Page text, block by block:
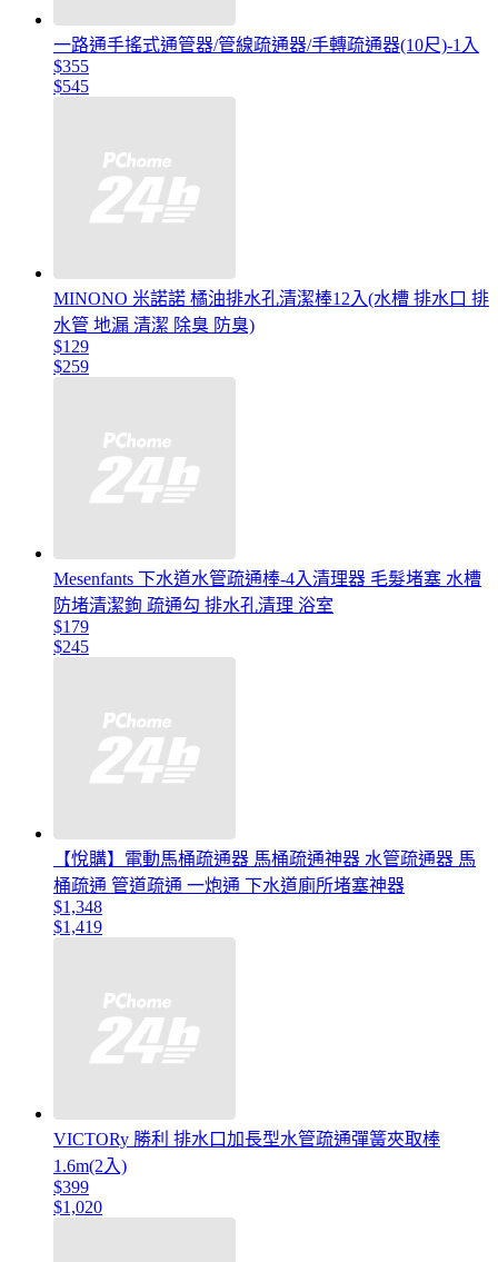
一路通手搖式通管器/管線疏通器/手轉疏通器(10尺)-1入
$355
$545
MINONO 米諾諾 橘油排水孔清潔棒12入(水槽 排水口 排
水管 地漏 清潔 除臭 防臭)
$129
$259
Mesenfants 下水道水管疏通棒-4入清理器 毛髮堵塞 水槽
防堵清潔鉤 疏通勾 排水孔清理 浴室
$179
$245
【悅購】電動馬桶疏通器 馬桶疏通神器 水管疏通器 馬
桶疏通 管道疏通 一炮通 下水道廁所堵塞神器
$1,348
$1,419
VICTORy 勝利 排水口加長型水管疏通彈簧夾取棒
1.6m(2入)
$399
$1,020